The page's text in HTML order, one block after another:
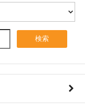
検索